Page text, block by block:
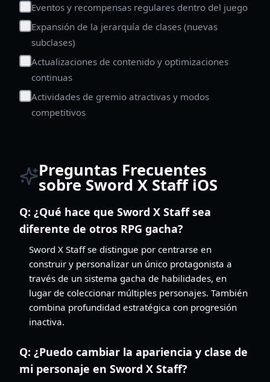
Eventos y recompensas regulares dentro del juego
Expansión de la jerarquía de clases (nuevas
subclases)
Actualizaciones de contenido y optimizaciones
continuas
Actividades de gremio atractivas y modos
competitivos
Preguntas Frecuentes
sobre Sword X Staff iOS
Q: ¿Qué hace que Sword X Staff sea
diferente de otros RPG gacha?
Sword X Staff se distingue por centrarse en
construir y personalizar un único protagonista a
través de un sistema gacha de habilidades, en
lugar de coleccionar múltiples personajes. También
combina profundidad estratégica con progresión
inactiva.
Q: ¿Puedo cambiar la apariencia y clase de
mi personaje en Sword X Staff?